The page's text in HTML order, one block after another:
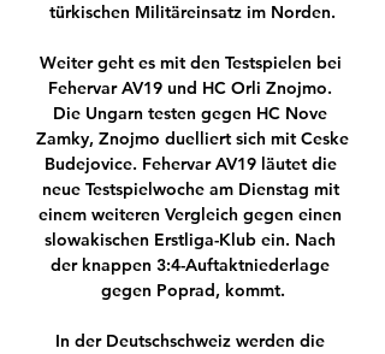
türkischen Militäreinsatz im Norden.
Weiter geht es mit den Testspielen bei
Fehervar AV19 und HC Orli Znojmo.
Die Ungarn testen gegen HC Nove
Zamky, Znojmo duelliert sich mit Ceske
Budejovice. Fehervar AV19 läutet die
neue Testspielwoche am Dienstag mit
einem weiteren Vergleich gegen einen
slowakischen Erstliga-Klub ein. Nach
der knappen 3:4-Auftaktniederlage
gegen Poprad, kommt.
In der Deutschschweiz werden die